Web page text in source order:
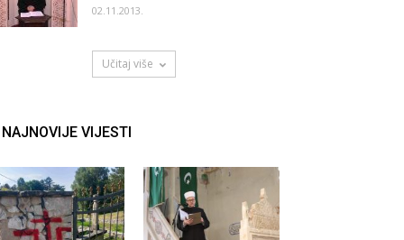
02.11.2013.
Učitaj više
NAJNOVIJE VIJESTI